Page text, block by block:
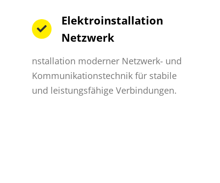
Elektroinstallation
Netzwerk
nstallation moderner Netzwerk- und
Kommunikationstechnik für stabile
und leistungsfähige Verbindungen.